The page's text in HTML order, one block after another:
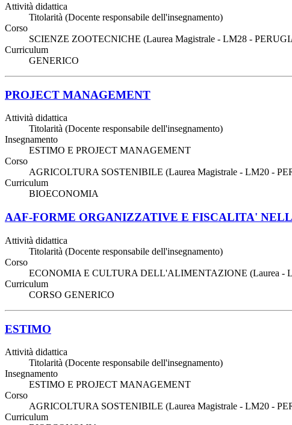
Attività didattica
Titolarità (Docente responsabile dell'insegnamento)
Corso
SCIENZE ZOOTECNICHE (Laurea Magistrale - LM28 -
Curriculum
GENERICO
PROJECT MANAGEMENT
Attività didattica
Titolarità (Docente responsabile dell'insegnamento)
Insegnamento
ESTIMO E PROJECT MANAGEMENT
Corso
AGRICOLTURA SOSTENIBILE (Laurea Magistrale - LM20 -
Curriculum
BIOECONOMIA
AAF-FORME ORGANIZZATIVE E FISCALITA'
Attività didattica
Titolarità (Docente responsabile dell'insegnamento)
Corso
ECONOMIA E CULTURA DELL'ALIMENTAZIONE (Laurea -
Curriculum
CORSO GENERICO
ESTIMO
Attività didattica
Titolarità (Docente responsabile dell'insegnamento)
Insegnamento
ESTIMO E PROJECT MANAGEMENT
Corso
AGRICOLTURA SOSTENIBILE (Laurea Magistrale - LM20 -
Curriculum